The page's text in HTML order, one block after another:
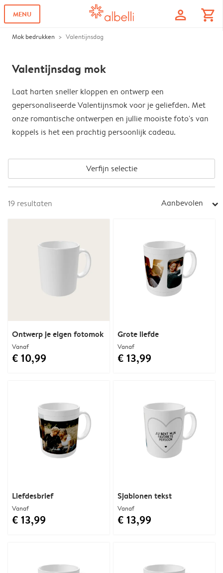
MENU profile shopping_cart
Mok bedrukken Valentijnsdag
Valentijnsdag mok
Laat harten sneller kloppen en ontwerp een
gepersonaliseerde Valentijnsmok voor je geliefden. Met
onze romantische ontwerpen en jullie mooiste foto's van
koppels is het een prachtig persoonlijk cadeau.
Verfijn selectie
19 resultaten Aanbevolen arrow_right
Ontwerp je eigen fotomok
Vanaf
€ 10,99
Grote liefde
Vanaf
€ 13,99
Sjablonen tekst
Vanaf
€ 13,99
Liefdesbrief
Vanaf
€ 13,99